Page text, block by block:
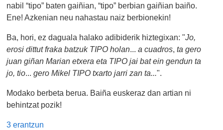
nabil “tipo” baten gaiñian, “tipo” berbian gaiñian baiño.
Ene! Azkenian neu nahastau naiz berbionekin!
Ba, hori, ez daguala halako adibiderik hiztegixan: "Jo,
erosi dittut fraka batzuk TIPO holan...a cuadros,ta gero
juan giñan Marian etxera eta TIPO jai bat ein gendun ta
jo, tio...gero Mikel TIPO txarto jarri zan ta...".
Modako berbeta berua. Baiña euskeraz dan artian ni
behintzat pozik!
3 erantzun